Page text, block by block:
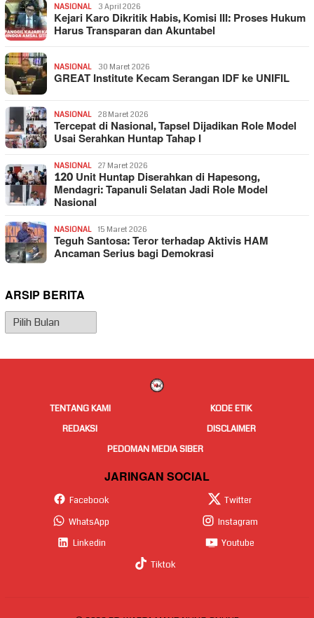
NASIONAL 3 April 2026
Kejari Karo Dikritik Habis, Komisi III: Proses Hukum
Harus Transparan dan Akuntabel
NASIONAL 30 Maret 2026
GREAT Institute Kecam Serangan IDF ke UNIFIL
NASIONAL 28 Maret 2026
Tercepat di Nasional, Tapsel Dijadikan Role Model
Usai Serahkan Huntap Tahap I
NASIONAL 27 Maret 2026
120 Unit Huntap Diserahkan di Hapesong,
Mendagri: Tapanuli Selatan Jadi Role Model
Nasional
NASIONAL 15 Maret 2026
Teguh Santosa: Teror terhadap Aktivis HAM
Ancaman Serius bagi Demokrasi
ARSIP BERITA
Arsip
Berita
TENTANG KAMI
KODE ETIK
REDAKSI
DISCLAIMER
PEDOMAN MEDIA SIBER
JARINGAN SOCIAL
Facebook
Twitter
WhatsApp
Instagram
Linkedin
Youtube
Tiktok